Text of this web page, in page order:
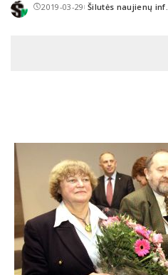
2019-03-29Posted
Šilutės naujienų inf.